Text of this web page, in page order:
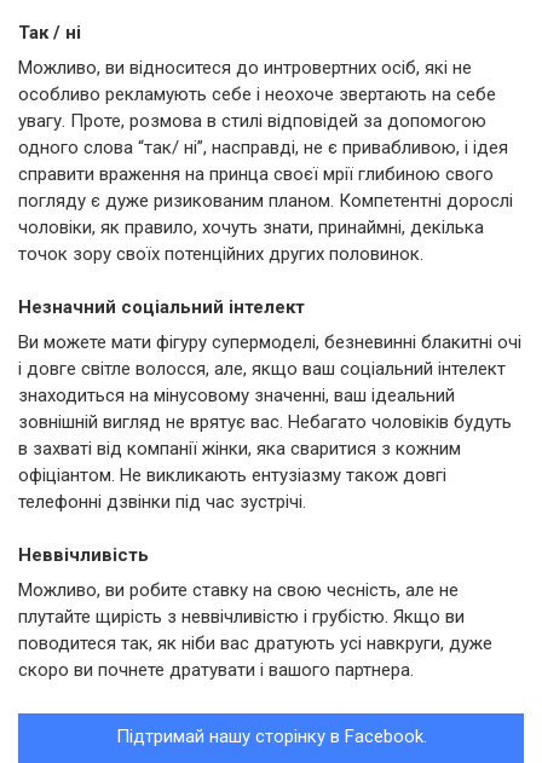
Так / ні
Можливо, ви відноситеся до интровертних осіб, які не
особливо рекламують себе і неохоче звертають на себе
увагу. Проте, розмова в стилі відповідей за допомогою
одного слова “так/ ні”, насправді, не є привабливою, і ідея
справити враження на принца своєї мрії глибиною свого
погляду є дуже ризикованим планом. Компетентні дорослі
чоловіки, як правило, хочуть знати, принаймні, декілька
точок зору своїх потенційних других половинок.
Незначний соціальний інтелект
Ви можете мати фігуру супермоделі, безневинні блакитні очі
і довге світле волосся, але, якщо ваш соціальний інтелект
знаходиться на мінусовому значенні, ваш ідеальний
зовнішній вигляд не врятує вас. Небагато чоловіків будуть
в захваті від компанії жінки, яка сваритися з кожним
офіціантом. Не викликають ентузіазму також довгі
телефонні дзвінки під час зустрічі.
Неввічливість
Можливо, ви робите ставку на свою чесність, але не
плутайте щирість з неввічливістю і грубістю. Якщо ви
поводитеся так, як ніби вас дратують усі навкруги, дуже
скоро ви почнете дратувати і вашого партнера.
Підтримай нашу сторінку в Facebook.